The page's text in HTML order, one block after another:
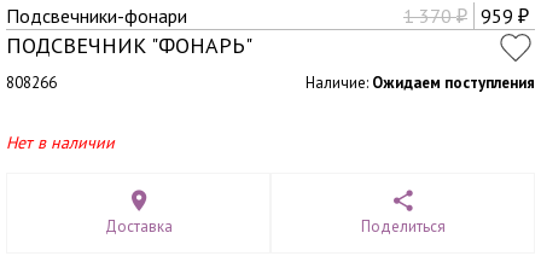
Подсвечники-фонари 1 370₽ 959 ₽
ПОДСВЕЧНИК "ФОНАРЬ"
808266 Наличие: Ожидаем поступления
Нет в наличии
Доставка Поделиться